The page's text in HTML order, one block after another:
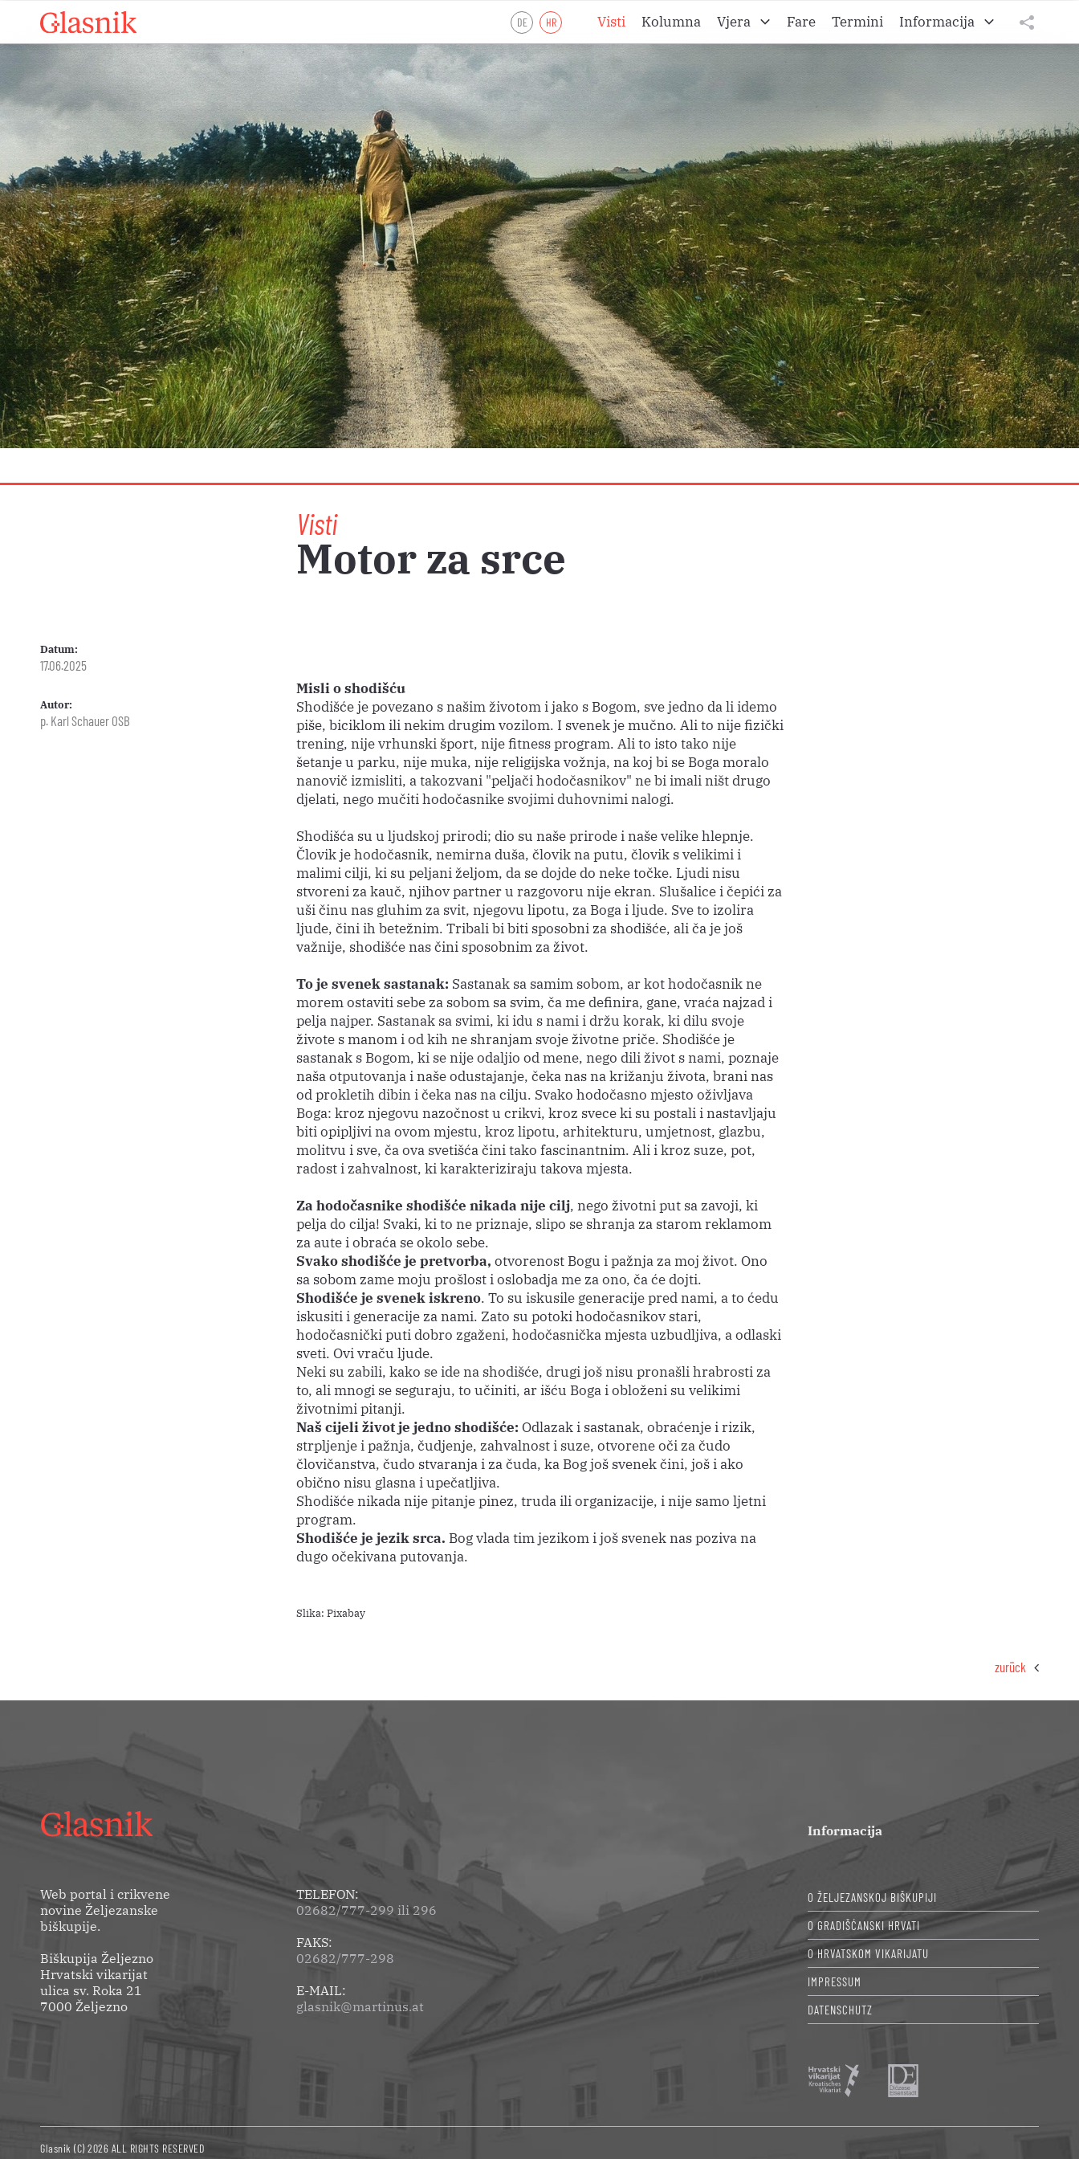
DE HR Visti Kolumna
Vjera
Liturgijsko ljeto A
Liturgijsko ljeto B
Liturgijsko ljeto C
Pobožnosti
Meditacije
Fare Termini
Informacija
O Gradišćanski Hrvati
O Hrvatskom vikarijatu
Impressum
Datenschutz
Visti
Motor za srce
Datum:
17.06.2025
Autor:
p. Karl Schauer OSB
Misli o shodišću
Shodišće je povezano s našim životom i jako s Bogom, sve jedno da li idemo
piše, biciklom ili nekim drugim vozilom. I svenek je mučno. Ali to nije fizički
trening, nije vrhunski šport, nije fitness program. Ali to isto tako nije
šetanje u parku, nije muka, nije religijska vožnja, na koj bi se Boga moralo
nanovič izmisliti, a takozvani "peljači hodočasnikov" ne bi imali ništ drugo
djelati, nego mučiti hodočasnike svojimi duhovnimi nalogi.
Shodišća su u ljudskoj prirodi; dio su naše prirode i naše velike hlepnje.
Človik je hodočasnik, nemirna duša, človik na putu, človik s velikimi i
malimi cilji, ki su peljani željom, da se dojde do neke točke. Ljudi nisu
stvoreni za kauč, njihov partner u razgovoru nije ekran. Slušalice i čepići za
uši činu nas gluhim za svit, njegovu lipotu, za Boga i ljude. Sve to izolira
ljude, čini ih betežnim. Tribali bi biti sposobni za shodišće, ali ča je još
važnije, shodišće nas čini sposobnim za život.
To je svenek sastanak: Sastanak sa samim sobom, ar kot hodočasnik ne
morem ostaviti sebe za sobom sa svim, ča me definira, gane, vraća najzad i
pelja najper. Sastanak sa svimi, ki idu s nami i držu korak, ki dilu svoje
živote s manom i od kih ne shranjam svoje životne priče. Shodišće je
sastanak s Bogom, ki se nije odaljio od mene, nego dili život s nami, poznaje
naša otputovanja i naše odustajanje, čeka nas na križanju života, brani nas
od prokletih dibin i čeka nas na cilju. Svako hodočasno mjesto oživljava
Boga: kroz njegovu nazočnost u crikvi, kroz svece ki su postali i nastavljaju
biti opipljivi na ovom mjestu, kroz lipotu, arhitekturu, umjetnost, glazbu,
molitvu i sve, ča ova svetišća čini tako fascinantnim. Ali i kroz suze, pot,
radost i zahvalnost, ki karakteriziraju takova mjesta.
Za hodočasnike shodišće nikada nije cilj, nego životni put sa zavoji, ki
pelja do cilja! Svaki, ki to ne priznaje, slipo se shranja za starom reklamom
za aute i obraća se okolo sebe.
Svako shodišće je pretvorba, otvorenost Bogu i pažnja za moj život. Ono
sa sobom zame moju prošlost i oslobadja me za ono, ča će dojti.
Shodišće je svenek iskreno. To su iskusile generacije pred nami, a to ćedu
iskusiti i generacije za nami. Zato su potoki hodočasnikov stari,
hodočasnički puti dobro zgaženi, hodočasnička mjesta uzbudljiva, a odlaski
sveti. Ovi vraču ljude.
Neki su zabili, kako se ide na shodišće, drugi još nisu pronašli hrabrosti za
to, ali mnogi se seguraju, to učiniti, ar išću Boga i obloženi su velikimi
životnimi pitanji.
Naš cijeli život je jedno shodišće: Odlazak i sastanak, obraćenje i rizik,
strpljenje i pažnja, čudjenje, zahvalnost i suze, otvorene oči za čudo
človičanstva, čudo stvaranja i za čuda, ka Bog još svenek čini, još i ako
obično nisu glasna i upečatljiva.
Shodišće nikada nije pitanje pinez, truda ili organizacije, i nije samo ljetni
program.
Shodišće je jezik srca. Bog vlada tim jezikom i još svenek nas poziva na
dugo očekivana putovanja.
Slika: Pixabay
zurück
Web portal i crikvene
novine Željezanske
biškupije.
Biškupija Željezno
Hrvatski vikarijat
ulica sv. Roka 21
7000 Željezno
TELEFON:
02682/777-299 ili 296
FAKS:
02682/777-298
E-MAIL:
glasnik@martinus.at
Informacija
O ŽELJEZANSKOJ BIŠKUPIJI
O GRADIŠĆANSKI HRVATI
O HRVATSKOM VIKARIJATU
IMPRESSUM
DATENSCHUTZ
Glasnik (C) 2026 ALL RIGHTS RESERVED